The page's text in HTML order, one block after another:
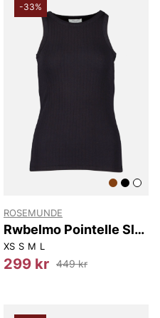
-33%
ROSEMUNDE
Rwbelmo Pointelle Sl
Boxer Top
XS S M L
299 kr 449 kr